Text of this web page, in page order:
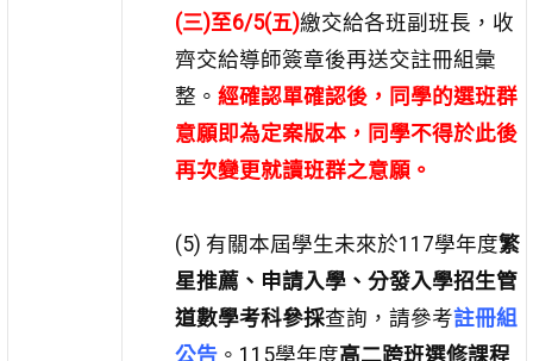
(三)至6/5(五)繳交給各班副班長，收
齊交給導師簽章後再送交註冊組彙
整。 經確認單確認後，同學的選班群
意願即為定案版本，同學不得於此後
再次變更就讀班群之意願。
(5) 有關本屆學生未來於117學年度繁
星推薦、申請入學、分發入學招生管
道數學考科參採查詢，請參考註冊組
公告。115學年度高二跨班選修課程